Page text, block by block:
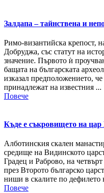
Залдапа – тайнствена и
Римо-византийска крепост,
Добруджа, със статут на
значение. Първото ѝ
бащата на българската
изказал предположението,
принадлежат на известния ...
Повече
Къде е съкровището на
Алботинския скален
средище на Видинското
Градец и Раброво, на
през Второто българско
ниши в скалите по дефилето
Повече